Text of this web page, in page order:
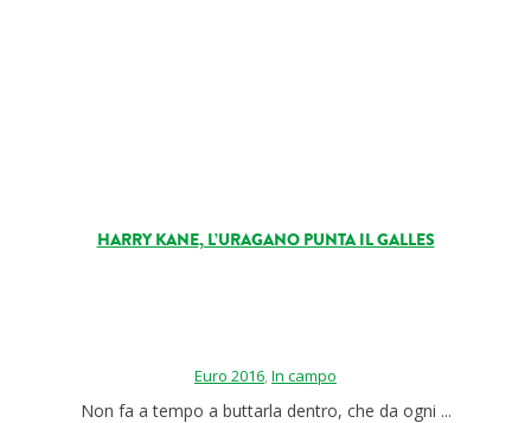
HARRY KANE, L’URAGANO PUNTA IL GALLES
Euro 2016,In campo
Non fa a tempo a buttarla dentro, che da ogni ...